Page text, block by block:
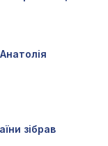
зібрав